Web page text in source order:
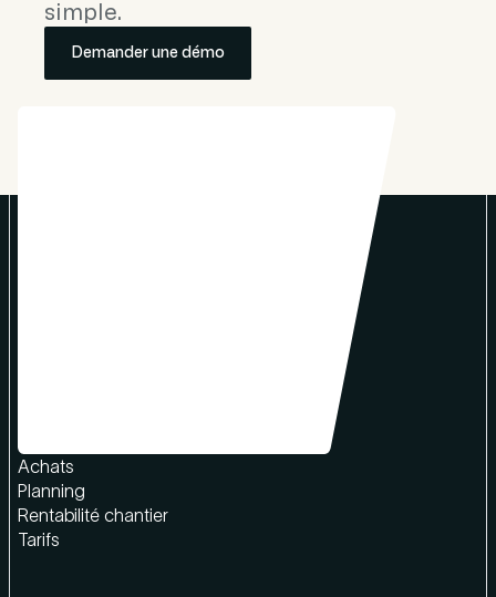
simple.
Demander une démo
Achats
Planning
Rentabilité chantier
Tarifs